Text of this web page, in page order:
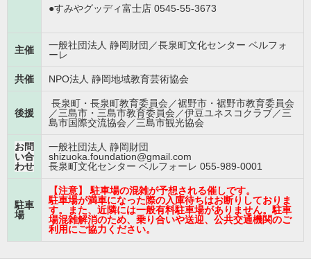
●すみやグッディ富士店 0545-55-3673
主催
一般社団法人 静岡財団／長泉町文化センター ベルフォ
ーレ
共催 NPO法人 静岡地域教育芸術協会
後援
長泉町・長泉町教育委員会／裾野市・裾野市教育委員会
／三島市・三島市教育委員会／伊豆ユネスコクラブ／三
島市国際交流協会／三島市観光協会
お問
い合
わせ
一般社団法人 静岡財団
shizuoka.foundation@gmail.com
長泉町文化センター ベルフォーレ 055-989-0001
駐車
場
【注意】 駐車場の混雑が予想される催しです。
駐車場が満車になった際の入庫待ちはお断りしておりま
す。また、近隣には一般有料駐車場がありません。駐車
場混雑解消のため、乗り合いや送迎、公共交通機関のご
利用にご協力ください。